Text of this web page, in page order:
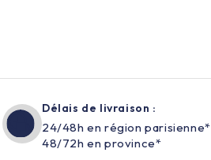
Délais de livraison :
24/48h en région parisienne*
48/72h en province*